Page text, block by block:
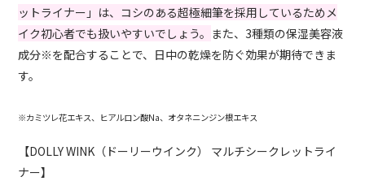
ットライナー」は、コシのある超極細筆を採用しているためメ
イク初心者でも扱いやすいでしょう。 また、3種類の保湿美容液
成分※を配合することで、日中の乾燥を防ぐ効果が期待できま
す。
※カミツレ花エキス、ヒアルロン酸Na、オタネニンジン根エキス
【DOLLY WINK（ドーリーウインク） マルチシークレットライ
ナー】